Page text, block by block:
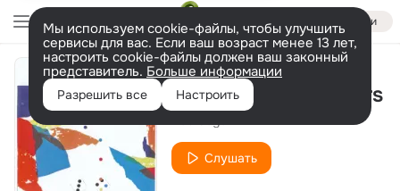
Войти
Мы используем cookie-файлы, чтобы улучшить
сервисы для вас. Если ваш возраст менее 13 лет,
настроить cookie-файлы должен ваш законный
представитель. Больше информации
Разрешить все Настроить
Seen A Lot Of Floors
Слушать